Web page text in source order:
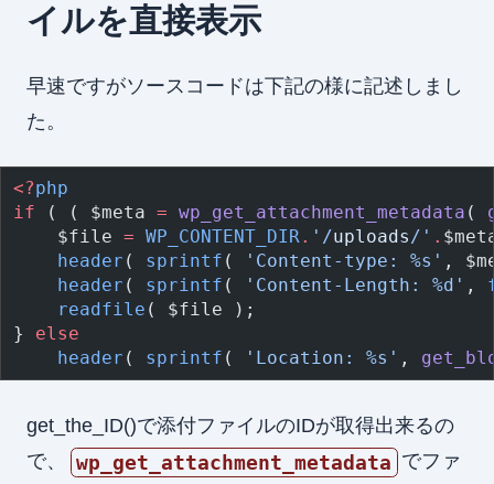
イルを直接表示
早速ですがソースコードは下記の様に記述しまし
た。
<?php
if ( ( $meta = wp_get_attachment_metadata (
	$file
= WP_CONTENT_DIR. '/uploads/' .
	header
( sprintf ( 'Content-type: %s' ,
	header
( sprintf ( 'Content-Length: %d' ,
	readfile
( $file );
} else
	header
( sprintf ( 'Location: %s' ,
get_the_ID()で添付ファイルのIDが取得出来るの
で、
wp_get_attachment_metadata でファ